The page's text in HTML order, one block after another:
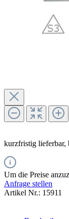
kurzfristig lieferbar,
Um die Preise
Anfrage stellen
Artikel Nr.: 15911